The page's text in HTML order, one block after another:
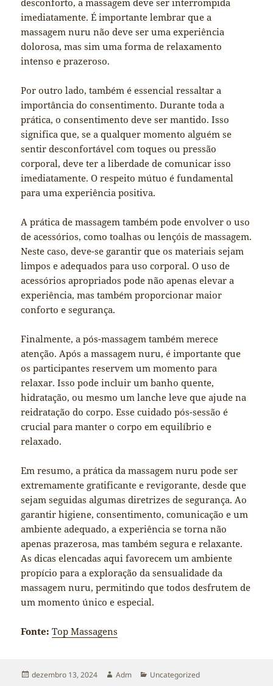
imediatamente. É importante lembrar que a
massagem nuru não deve ser uma experiência
dolorosa, mas sim uma forma de relaxamento
intenso e prazeroso.
Por outro lado, também é essencial ressaltar a
importância do consentimento. Durante toda a
prática, o consentimento deve ser mantido. Isso
significa que, se a qualquer momento alguém se
sentir desconfortável com toques ou pressão
corporal, deve ter a liberdade de comunicar isso
imediatamente. O respeito mútuo é fundamental
para uma experiência positiva.
A prática de massagem também pode envolver o uso
de acessórios, como toalhas ou lençóis de massagem.
Neste caso, deve-se garantir que os materiais sejam
limpos e adequados para uso corporal. O uso de
acessórios apropriados pode não apenas elevar a
experiência, mas também proporcionar maior
conforto e segurança.
Finalmente, a pós-massagem também merece
atenção. Após a massagem nuru, é importante que
os participantes reservem um momento para
relaxar. Isso pode incluir um banho quente,
hidratação, ou mesmo um lanche leve que ajude na
reidratação do corpo. Esse cuidado pós-sessão é
crucial para manter o corpo em equilíbrio e
relaxado.
Em resumo, a prática da massagem nuru pode ser
extremamente gratificante e revigorante, desde que
sejam seguidas algumas diretrizes de segurança. Ao
garantir higiene, consentimento, comunicação e um
ambiente adequado, a experiência se torna não
apenas prazerosa, mas também segura e relaxante.
As dicas elencadas aqui favorecem um ambiente
propício para a exploração da sensualidade da
massagem nuru, permitindo que todos desfrutem de
um momento único e especial.
Fonte: Top Massagens
Publicado
dezembro 13, 2024 Autor
Adm Categorias
Uncategorized